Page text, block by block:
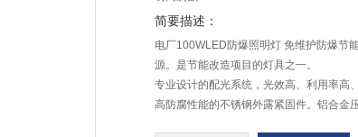
简要描述：
电厂100WLED防爆照明灯 免维护防爆节
源。是节能改造项目的灯具之一。
专业设计的配光系统，光效高、利用率高
高防腐性能的不锈钢外露紧固件。铝合金